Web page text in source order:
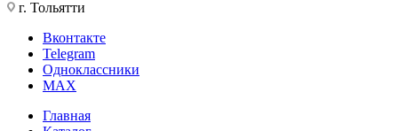
г. Тольятти
Вконтакте
Telegram
Одноклассники
MAX
Главная